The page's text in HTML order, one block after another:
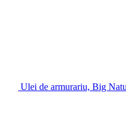
Ulei de armurariu, Big